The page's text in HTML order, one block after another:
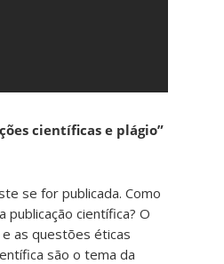
científicas e plágio”
se for publicada. Como
publicação científica? O
as questões éticas
são o tema da